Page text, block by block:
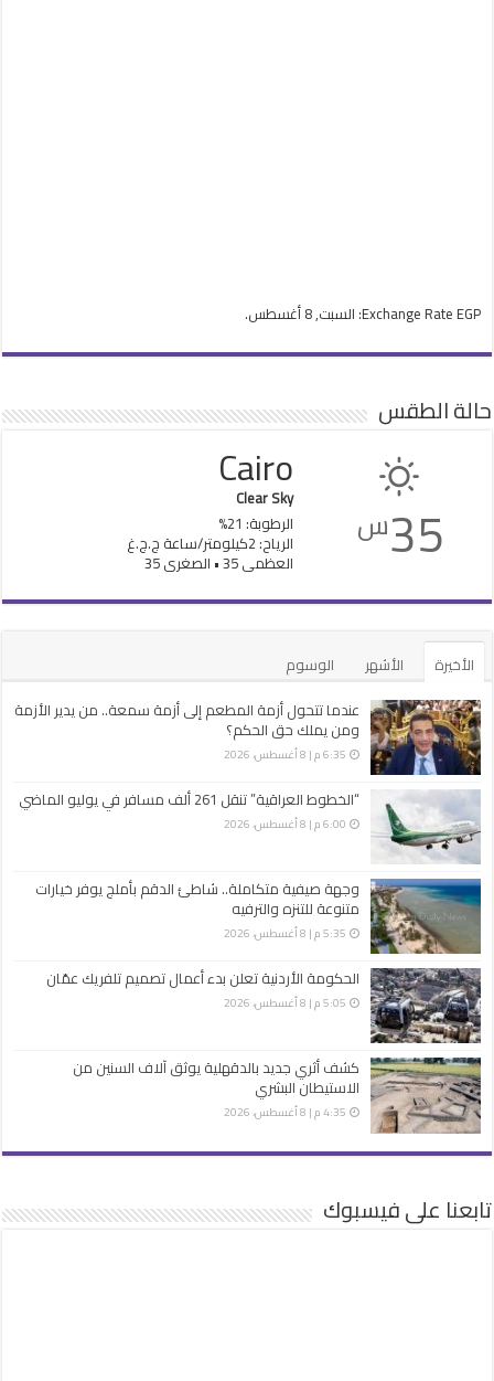
Exchange Rate EGP : السبت, 8 أغسطس.
حالة الطقس
35س
Cairo
Clear Sky
الرطوبة: 21%
الرياح: 2كيلومتر/ساعة ج.ج.غ
العظمى 35 • الصغرى 35
الأخيرة الأشهر
الوسوم
عندما تتحول أزمة المطعم إلى أزمة سمعة.. من يدير الأزمة
ومن يملك حق الحكم؟
6:35 م | 8 أغسطس، 2026
“الخطوط العراقية” تنقل 261 ألف مسافر في يوليو الماضي
6:00 م | 8 أغسطس، 2026
وجهة صيفية متكاملة.. شاطئ الدقم بأملج يوفر خيارات
متنوعة للتنزه والترفيه
5:35 م | 8 أغسطس، 2026
الحكومة الأردنية تعلن بدء أعمال تصميم تلفريك عمّان
5:05 م | 8 أغسطس، 2026
كشف أثري جديد بالدقهلية يوثق آلاف السنين من
الاستيطان البشري
4:35 م | 8 أغسطس، 2026
تابعنا على فيسبوك